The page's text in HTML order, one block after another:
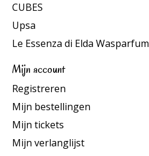
CUBES
Upsa
Le Essenza di Elda Wasparfum
Mijn account
Registreren
Mijn bestellingen
Mijn tickets
Mijn verlanglijst